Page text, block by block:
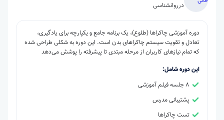
درروانشناسی
دوره آموزشی چاکراها (طلوع)، یک برنامه جامع و یکپارچه برای یادگیری،
تعادل و تقویت سیستم چاکراهای بدن است. این دوره به شکلی طراحی شده
که تمام نیازهای کاربران از مرحله مبتدی تا پیشرفته را پوشش می‌دهد
این دوره شامل:
8 جلسه فیلم آموزشی
پشتیبانی مدرس
تست چاکراها